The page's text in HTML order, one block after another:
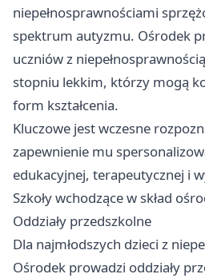
niepełnosprawnościami
spektrum autyzmu. Ośrodek
uczniów z
stopniu lekkim, którzy mogą
form kształcenia.
Kluczowe jest wczesne
zapewnienie mu
edukacyjnej, terapeutycznej i
Szkoły wchodzące w skład
Oddziały przedszkolne
Dla najmłodszych dzieci z
Ośrodek prowadzi oddziały